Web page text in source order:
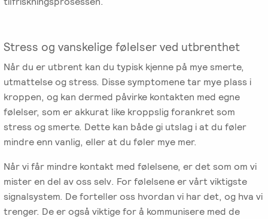
Spesialisering
Stress og vanskelige følelser ved utbrenthet
Når du er utbrent kan du typisk kjenne på mye smerte,
utmattelse og stress. Disse symptomene tar mye plass i
kroppen, og kan dermed påvirke kontakten med egne
følelser, som er akkurat like kroppslig forankret som
stress og smerte. Dette kan både gi utslag i at du føler
mindre enn vanlig, eller at du føler mye mer.
Når vi får mindre kontakt med følelsene, er det som om vi
mister en del av oss selv. For følelsene er vårt viktigste
signalsystem. De forteller oss hvordan vi har det, og hva vi
trenger. De er også viktige for å kommunisere med de